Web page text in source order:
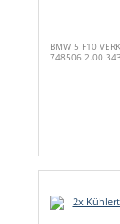
BMW 5 F10
748506 2.00